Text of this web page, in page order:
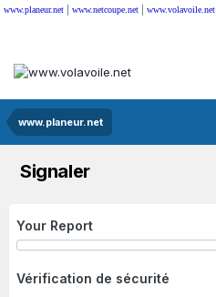
www.planeur.net | www.netcoupe.net | www.volavoile.net
www.planeur.net
Signaler
Your Report
Vérification de sécurité